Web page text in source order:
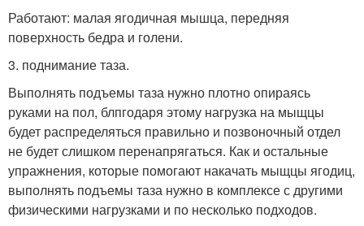
Работают: малая ягодичная мышца, передняя
поверхность бедра и голени.
3. поднимание таза.
Выполнять подъемы таза нужно плотно опираясь
руками на пол, блпгодаря этому нагрузка на мыщцы
будет распределяться правильно и позвоночный отдел
не будет слишком перенапрягаться. Как и остальные
упражнения, которые помогают накачать мыщцы ягодиц,
выполнять подъемы таза нужно в комплексе с другими
физическими нагрузками и по несколько подходов.